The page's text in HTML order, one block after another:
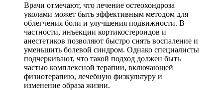
Врачи отмечают, что лечение остеохондроза
уколами может быть эффективным методом для
облегчения боли и улучшения подвижности. В
частности, инъекции кортикостероидов и
анестетиков позволяют быстро снять воспаление и
уменьшить болевой синдром. Однако специалисты
подчеркивают, что такой подход должен быть
частью комплексной терапии, включающей
физиотерапию, лечебную физкультуру и
изменение образа жизни.